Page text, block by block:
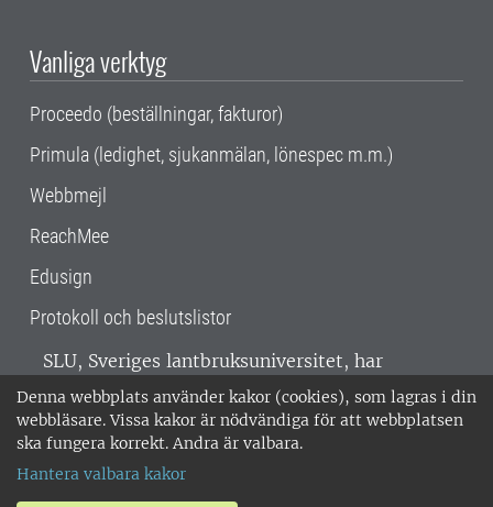
Denna webbplats använder kakor (cookies), som lagras i din
webbläsare. Vissa kakor är nödvändiga för att webbplatsen
ska fungera korrekt. Andra är valbara.
Hantera valbara kakor
Vanliga verktyg
Proceedo (beställningar, fakturor)
Primula (ledighet, sjukanmälan, lönespec m.m.)
Webbmejl
ReachMee
Edusign
Protokoll och beslutslistor
SLU, Sveriges lantbruksuniversitet, har
verksamhet över hela Sverige. Huvudorter är
Alnarp, Uppsala och Umeå.SLU är
miljöcertifierat enligt ISO 14001. •
018-67 10 00 • Org nr: 202100-2817 •